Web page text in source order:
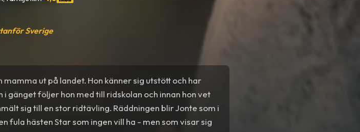
Sverige
ut på landet. Hon känner sig utstött och har
gänget följer hon med till ridskolan och innan hon vet
sig till en stor ridtävling. Räddningen blir Jonte som i
fula hästen Star som ingen vill ha - men som visar sig